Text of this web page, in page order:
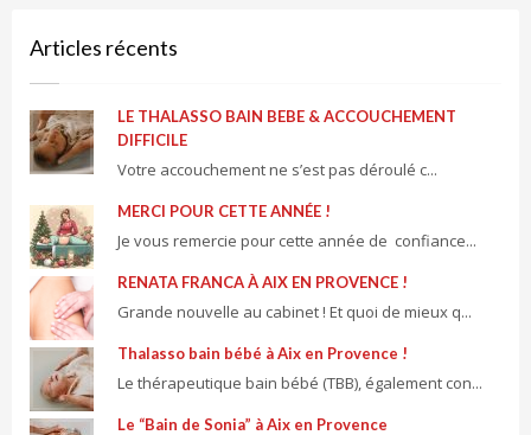
Articles récents
LE THALASSO BAIN BEBE & ACCOUCHEMENT
DIFFICILE
Votre accouchement ne s’est pas déroulé c...
MERCI POUR CETTE ANNÉE !
Je vous remercie pour cette année de confiance...
RENATA FRANCA À AIX EN PROVENCE !
Grande nouvelle au cabinet ! Et quoi de mieux q...
Thalasso bain bébé à Aix en Provence !
Le thérapeutique bain bébé (TBB), également con...
Le “Bain de Sonia” à Aix en Provence